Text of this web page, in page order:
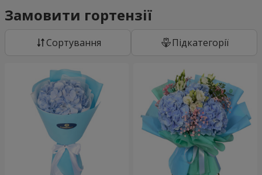
Замовити гортензії
Сортування Підкатегорії